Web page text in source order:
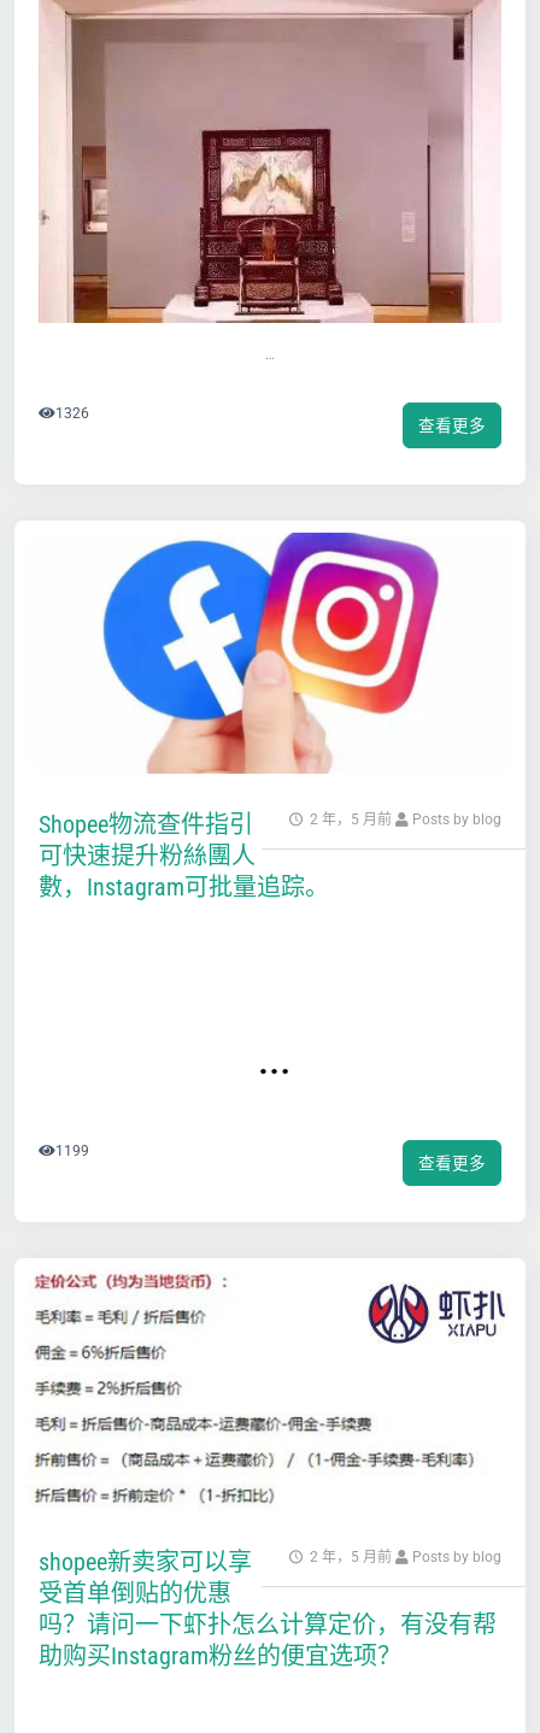
…
查看更多
1326
2 年，5 月前 Posts by blog
Shopee物流查件指引
可快速提升粉絲團人
數，Instagram可批量追踪。
…
查看更多
1199
2 年，5 月前 Posts by blog
shopee新卖家可以享
受首单倒贴的优惠
吗？请问一下虾扑怎么计算定价，有没有帮
助购买Instagram粉丝的便宜选项？